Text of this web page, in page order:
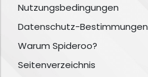
Nutzungsbedingungen
Datenschutz-Bestimmungen
Warum Spideroo?
Seitenverzeichnis